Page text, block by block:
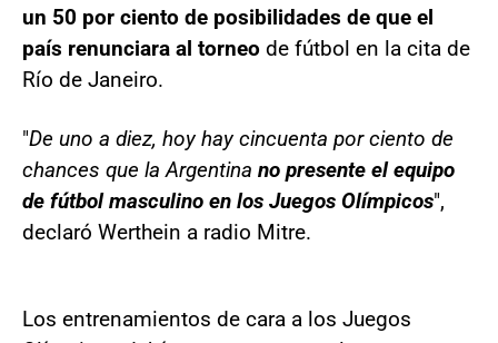
un 50 por ciento de posibilidades de que el
país renunciara al torneo de fútbol en la cita de
Río de Janeiro.
"De uno a diez, hoy hay cincuenta por ciento de
chances que la Argentina no presente el equipo
de fútbol masculino en los Juegos Olímpicos",
declaró Werthein a radio Mitre.
Los entrenamientos de cara a los Juegos